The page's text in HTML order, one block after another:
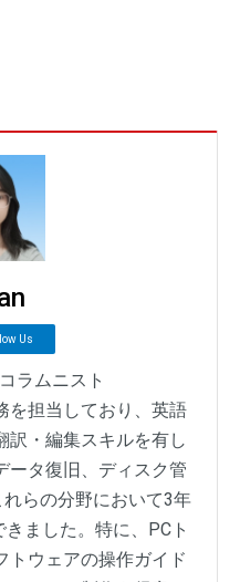
Us
コラムニスト
を担当しており、英語
訳・編集スキルを有し
ータ復旧、ディスク管
らの分野において3年
ました。特に、PCト
トウェアの操作ガイド